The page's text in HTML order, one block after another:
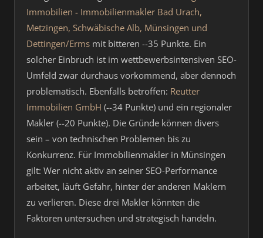
Immobilien - Immobilienmakler Bad Urach,
Metzingen, Schwäbische Alb, Münsingen und
Dettingen/Erms mit bitteren --35 Punkte. Ein
solcher Einbruch ist im wettbewerbsintensiven SEO-
Umfeld zwar durchaus vorkommend, aber dennoch
problematisch. Ebenfalls betroffen: Reutter
Immobilien GmbH (--34 Punkte) und ein regionaler
Makler (--20 Punkte). Die Gründe können divers
sein – von technischen Problemen bis zu
Konkurrenz. Für Immobilienmakler in Münsingen
gilt: Wer nicht aktiv an seiner SEO-Performance
arbeitet, läuft Gefahr, hinter der anderen Maklern
zu verlieren. Diese drei Makler könnten die
Faktoren untersuchen und strategisch handeln.